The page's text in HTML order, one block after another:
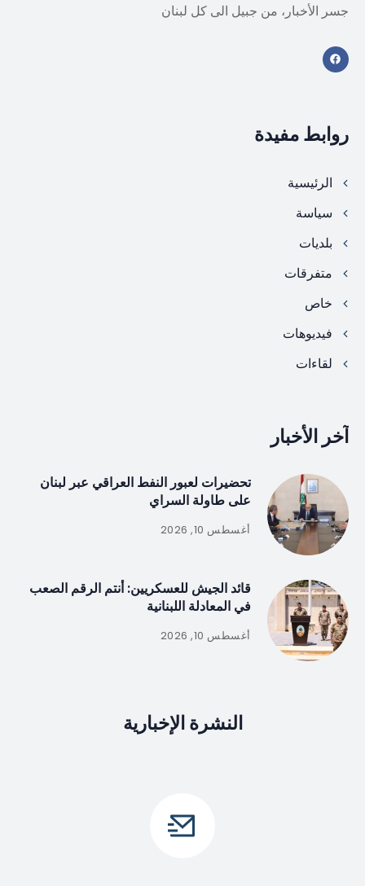
جسر الأخبار، من جبيل الى كل لبنان
روابط مفيدة
الرئيسية
سياسة
بلديات
متفرقات
خاص
فيديوهات
لقاءات
آخر الأخبار
تحضيرات لعبور النفط العراقي عبر لبنان
على طاولة السراي
أغسطس 10, 2026
قائد الجيش للعسكريين: أنتم الرقم الصعب
في المعادلة اللبنانية
أغسطس 10, 2026
النشرة الإخبارية